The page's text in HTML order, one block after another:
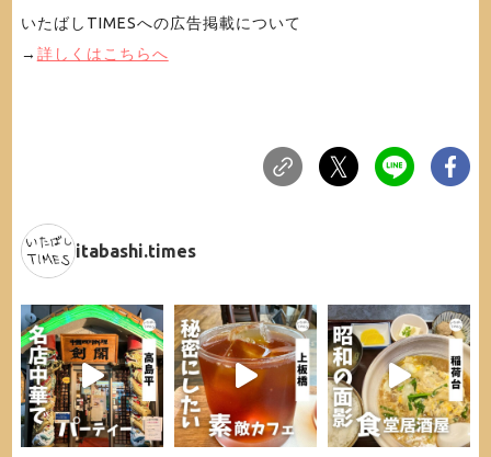
いたばしTIMESへの広告掲載について
→ 詳しくはこちらへ
itabashi.times